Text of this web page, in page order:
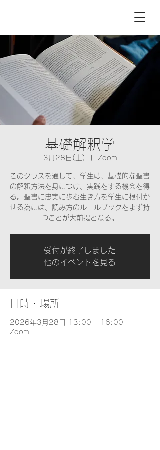
基礎解釈学
3月28日(土) Zoom
このクラスを通して、学生は、基礎的な聖書
の解釈方法を身につけ、実践をする機会を得
る。聖書に忠実に歩む生き方を学生に根付か
せる為には、読み方のルールブックをまず持
つことが大前提となる。
受付が終了しました
他のイベントを見る
日時・場所
2026年3月28日 13:00 – 16:00
Zoom